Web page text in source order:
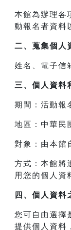
本館為辦理各
動報名者資料
二、 蒐集個人
姓名、電子信
三、 個人資料
期間：活動報
地區：中華民
對象：由本館
方式：本館將
用您的個人資
四、 個人資料
您可自由選擇
提供個人資料